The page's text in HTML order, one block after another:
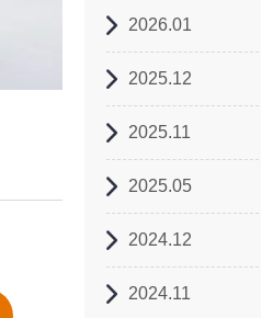
2026.01
2025.12
2025.11
2025.05
2024.12
2024.11